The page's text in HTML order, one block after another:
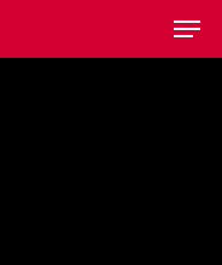
Menu